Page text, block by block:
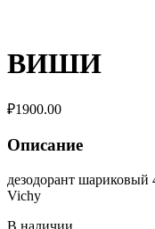
ВИШИ
₽1900.00
Описание
дезодорант шариковый
Vichy
В наличии